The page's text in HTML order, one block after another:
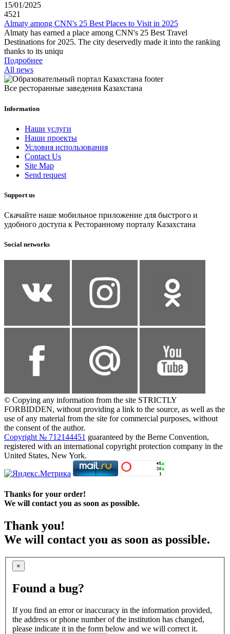
15/01/2025
4521
Almaty among CNN's 25 Best Places to Visit in 2025
Almaty has earned a place among CNN's 25 Best Travel
Destinations for 2025. The city deservedly made it into the ranking
thanks to its uniqu
Подробнее
All news
Все ресторанные заведения Казахстана
Information
Наши услуги
Наши проекты
Условия использования
Contact Us
Site Map
Send request
Support us
Скачайте наше мобильное приложение для быстрого и
удобного доступа к Ресторанному порталу Казахстана
Social networks
© Copying any information from the site STRICTLY
FORBIDDEN, without providing a link to the source, as well as the
use of any material from the site for commercial purposes, without
the consent of the author.
Copyright № 712144451 guaranteed by the Berne Convention,
registered with an international copyright protection company in the
United States, New York.
Thanks for your order!
We will contact you as soon as possible.
Thank you!
We will contact you as soon as possible.
×
Found a bug?
If you find an error or inaccuracy in the information provided,
the address or phone number of the institution has changed,
please indicate it in the form below and we will correct it.